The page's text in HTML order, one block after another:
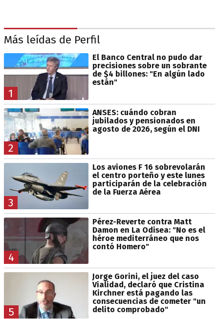
Más leídas de Perfil
1
El Banco Central no pudo dar
precisiones sobre un sobrante
de $4 billones: "En algún lado
están"
2
ANSES: cuándo cobran
jubilados y pensionados en
agosto de 2026, según el DNI
3
Los aviones F 16 sobrevolarán
el centro porteño y este lunes
participarán de la celebración
de la Fuerza Aérea
4
Pérez-Reverte contra Matt
Damon en La Odisea: "No es el
héroe mediterráneo que nos
contó Homero"
5
Jorge Gorini, el juez del caso
Vialidad, declaró que Cristina
Kirchner está pagando las
consecuencias de cometer "un
delito comprobado"